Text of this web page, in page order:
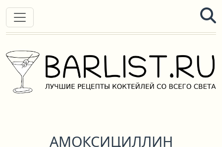
АМОКСИЦИЛЛИН